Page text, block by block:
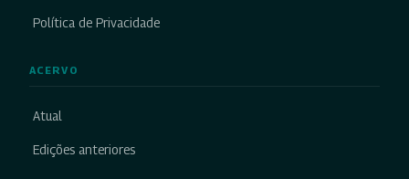
Política de Privacidade
ACERVO
Atual
Edições anteriores